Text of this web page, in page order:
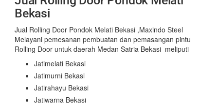
Bekasi
Jual Rolling Door Pondok Melati Bekasi ,Maxindo Steel
Melayani pemesanan pembuatan dan pemasangan pintu
Rolling Door untuk daerah Medan Satria Bekasi meliputi
Jatimelati Bekasi
Jatimurni Bekasi
Jatirahayu Bekasi
Jatiwarna Bekasi